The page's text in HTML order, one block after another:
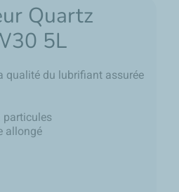
Quartz
5L
qualité du lubrifiant assurée
particules
allongé